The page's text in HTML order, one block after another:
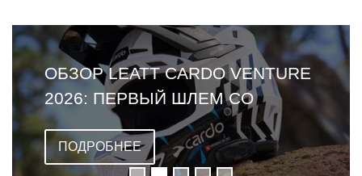
ОБЗОР LEATT CARDO VENTURE
2026: ПЕРВЫЙ ШЛЕМ СО
ВСТРОЕННОЙ ГАРНИТУРОЙ
ПОДРОБНЕЕ